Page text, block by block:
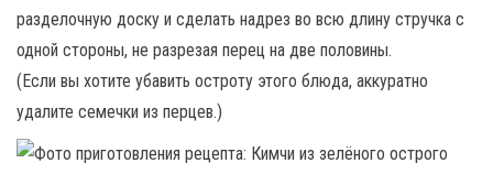
разделочную доску и сделать надрез во всю длину стручка с
одной стороны, не разрезая перец на две половины.
(Если вы хотите убавить остроту этого блюда, аккуратно
удалите семечки из перцев.)